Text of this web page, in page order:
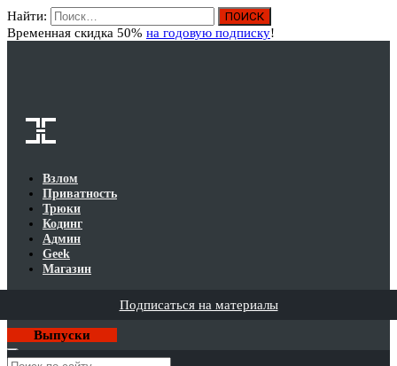
Найти:
Временная скидка 50% на годовую подписку!
Взлом
Приватность
Трюки
Кодинг
Админ
Geek
Магазин
Подписаться на материалы
Выпуски
Годовая